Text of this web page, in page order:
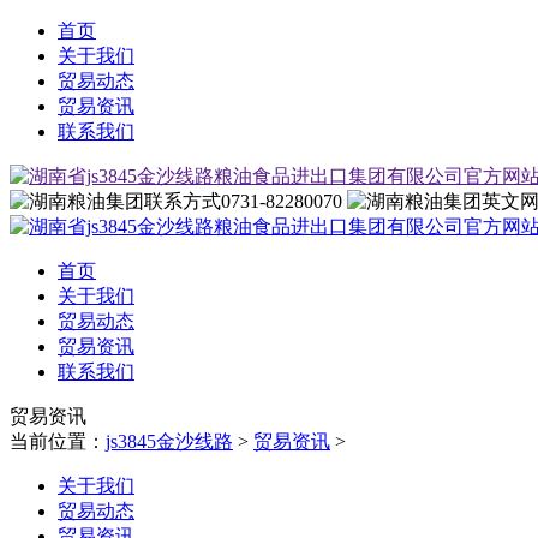
首页
关于我们
贸易动态
贸易资讯
联系我们
0731-82280070
首页
关于我们
贸易动态
贸易资讯
联系我们
贸易资讯
当前位置： js3845金沙线路 > 贸易资讯 >
关于我们
贸易动态